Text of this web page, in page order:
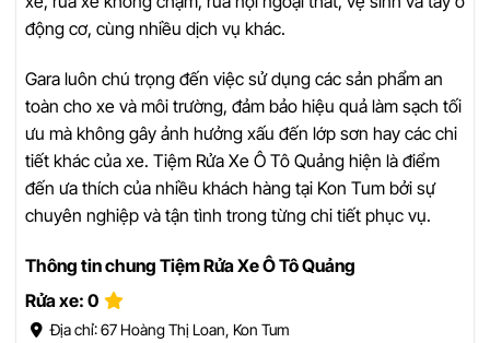
động cơ, cùng nhiều dịch vụ khác.
Gara luôn chú trọng đến việc sử dụng các sản phẩm an
toàn cho xe và môi trường, đảm bảo hiệu quả làm sạch tối
ưu mà không gây ảnh hưởng xấu đến lớp sơn hay các chi
tiết khác của xe. Tiệm Rửa Xe Ô Tô Quảng hiện là điểm
đến ưa thích của nhiều khách hàng tại Kon Tum bởi sự
chuyên nghiệp và tận tình trong từng chi tiết phục vụ.
Thông tin chung Tiệm Rửa Xe Ô Tô Quảng
Rửa xe: 0
Địa chỉ: 67 Hoàng Thị Loan, Kon Tum